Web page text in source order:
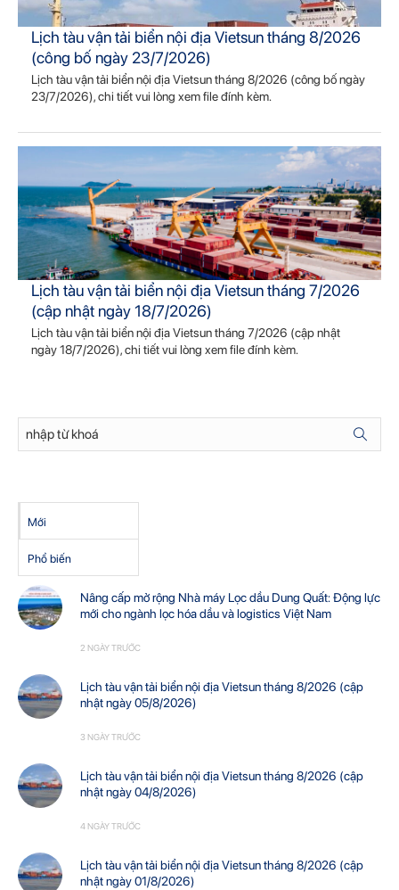
Lịch tàu vận tải biển nội địa Vietsun tháng 8/2026
(công bố ngày 23/7/2026)
Lịch tàu vận tải biển nội địa Vietsun tháng 8/2026 (công bố ngày
23/7/2026), chi tiết vui lòng xem file đính kèm.
Lịch tàu vận tải biển nội địa Vietsun tháng 7/2026
(cập nhật ngày 18/7/2026)
Lịch tàu vận tải biển nội địa Vietsun tháng 7/2026 (cập nhật
ngày 18/7/2026), chi tiết vui lòng xem file đính kèm.
Mới
Phổ biến
Nâng cấp mở rộng Nhà máy Lọc dầu Dung Quất: Động lực
mới cho ngành lọc hóa dầu và logistics Việt Nam
2 NGÀY TRƯỚC
Lịch tàu vận tải biển nội địa Vietsun tháng 8/2026 (cập
nhật ngày 05/8/2026)
3 NGÀY TRƯỚC
Lịch tàu vận tải biển nội địa Vietsun tháng 8/2026 (cập
nhật ngày 04/8/2026)
4 NGÀY TRƯỚC
Lịch tàu vận tải biển nội địa Vietsun tháng 8/2026 (cập
nhật ngày 01/8/2026)